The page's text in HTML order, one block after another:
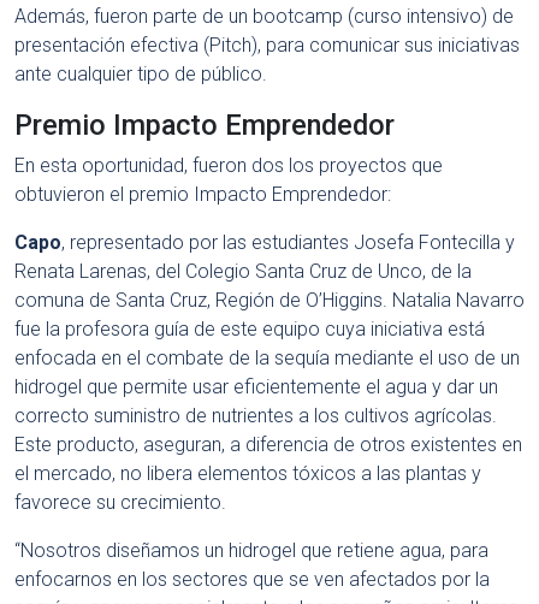
Además, fueron parte de un bootcamp (curso intensivo) de
presentación efectiva (Pitch), para comunicar sus iniciativas
ante cualquier tipo de público.
Premio Impacto Emprendedor
En esta oportunidad, fueron dos los proyectos que
obtuvieron el premio Impacto Emprendedor:
Capo, representado por las estudiantes Josefa Fontecilla y
Renata Larenas, del Colegio Santa Cruz de Unco, de la
comuna de Santa Cruz, Región de O’Higgins. Natalia Navarro
fue la profesora guía de este equipo cuya iniciativa está
enfocada en el combate de la sequía mediante el uso de un
hidrogel que permite usar eficientemente el agua y dar un
correcto suministro de nutrientes a los cultivos agrícolas.
Este producto, aseguran, a diferencia de otros existentes en
el mercado, no libera elementos tóxicos a las plantas y
favorece su crecimiento.
“Nosotros diseñamos un hidrogel que retiene agua, para
enfocarnos en los sectores que se ven afectados por la